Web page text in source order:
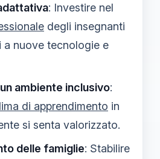
: Investire nel
degli insegnanti
a nuove tecnologie e
ambiente inclusivo:
di apprendimento in
si senta valorizzato.
delle famiglie: Stabilire